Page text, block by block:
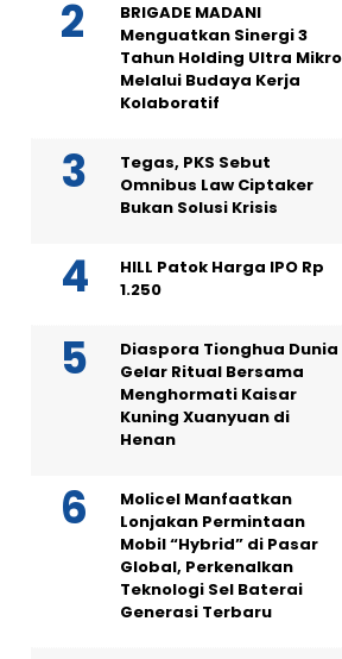
BRIGADE MADANI
Menguatkan Sinergi 3
Tahun Holding Ultra Mikro
Melalui Budaya Kerja
Kolaboratif
Tegas, PKS Sebut
Omnibus Law Ciptaker
Bukan Solusi Krisis
HILL Patok Harga IPO Rp
1.250
Diaspora Tionghua Dunia
Gelar Ritual Bersama
Menghormati Kaisar
Kuning Xuanyuan di
Henan
Molicel Manfaatkan
Lonjakan Permintaan
Mobil “Hybrid” di Pasar
Global, Perkenalkan
Teknologi Sel Baterai
Generasi Terbaru